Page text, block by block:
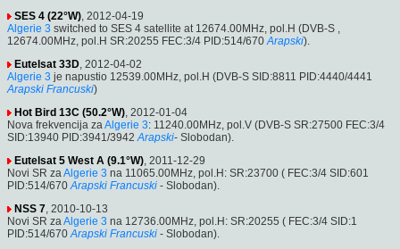
SES 4 (22°W) , 2012-04-19
Algerie 3 switched to SES 4 satellite at 12674.00MHz, pol.H (DVB-S ,
12674.00MHz, pol.H SR:20255 FEC:3/4 PID:514/670 Arapski).
Eutelsat 33D , 2012-04-02
Algerie 3 je napustio 12539.00MHz, pol.H (DVB-S SID:8811 PID:4440/4441
Arapski Francuski)
Hot Bird 13C (50.2°W) , 2012-01-04
Nova frekvencija za Algerie 3: 11240.00MHz, pol.V (DVB-S SR:27500 FEC:3/4
SID:13940 PID:3941/3942 Arapski- Slobodan).
Eutelsat 5 West A (9.1°W) , 2011-12-29
Novi SR za Algerie 3 na 11065.00MHz, pol.H: SR:23700 ( FEC:3/4 SID:601
PID:514/670 Arapski Francuski - Slobodan).
NSS 7 , 2010-10-13
Novi SR za Algerie 3 na 12736.00MHz, pol.H: SR:20255 ( FEC:3/4 SID:1
PID:514/670 Arapski Francuski - Slobodan).